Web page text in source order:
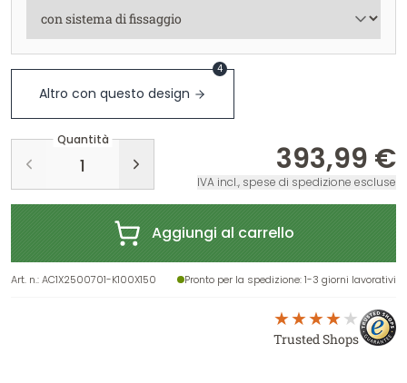
Altro con questo design
4
Quantità
393,99 €
IVA incl., spese di spedizione escluse
Aggiungi al carrello
Art. n.:AC1X2500701-K100X150 Pronto per la spedizione: 1-3 giorni lavorativi
Trusted Shops